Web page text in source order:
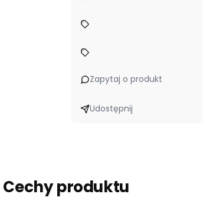
Zapytaj o produkt
Udostępnij
Cechy produktu